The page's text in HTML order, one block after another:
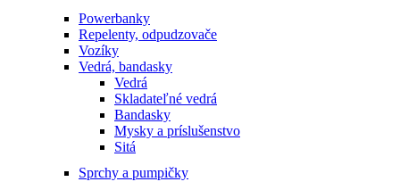
Powerbanky
Repelenty, odpudzovače
Vozíky
Vedrá, bandasky
Vedrá
Skladateľné vedrá
Bandasky
Mysky a príslušenstvo
Sitá
Sprchy a pumpičky